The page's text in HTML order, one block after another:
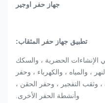
جهاز حفر اوجير
تطبيق جهاز حفر المثقاب:
الحضرية ، والسكك
، والكهرباء ، وحفر
التفجير ، وحفر الحقن ،
وأنشطة الحفر الأخرى.